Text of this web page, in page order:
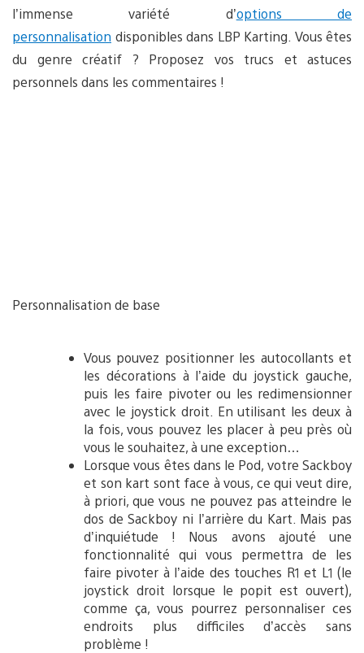
l’immense variété d’options de
personnalisation disponibles dans LBP Karting. Vous êtes
du genre créatif ? Proposez vos trucs et astuces
personnels dans les commentaires !
Personnalisation de base
Vous pouvez positionner les autocollants et
les décorations à l’aide du joystick gauche,
puis les faire pivoter ou les redimensionner
avec le joystick droit. En utilisant les deux à
la fois, vous pouvez les placer à peu près où
vous le souhaitez, à une exception…
Lorsque vous êtes dans le Pod, votre Sackboy
et son kart sont face à vous, ce qui veut dire,
à priori, que vous ne pouvez pas atteindre le
dos de Sackboy ni l’arrière du Kart. Mais pas
d’inquiétude ! Nous avons ajouté une
fonctionnalité qui vous permettra de les
faire pivoter à l’aide des touches R1 et L1 (le
joystick droit lorsque le popit est ouvert),
comme ça, vous pourrez personnaliser ces
endroits plus difficiles d’accès sans
problème !